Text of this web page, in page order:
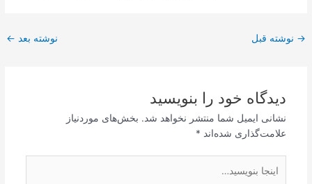
پیمایش
→ نوشته قبل نوشته بعد ←
دیدگاه‌ خود را بنویسید
نشانی ایمیل شما منتشر نخواهد شد. بخش‌های موردنیاز
علامت‌گذاری شده‌اند *
بنویسید…